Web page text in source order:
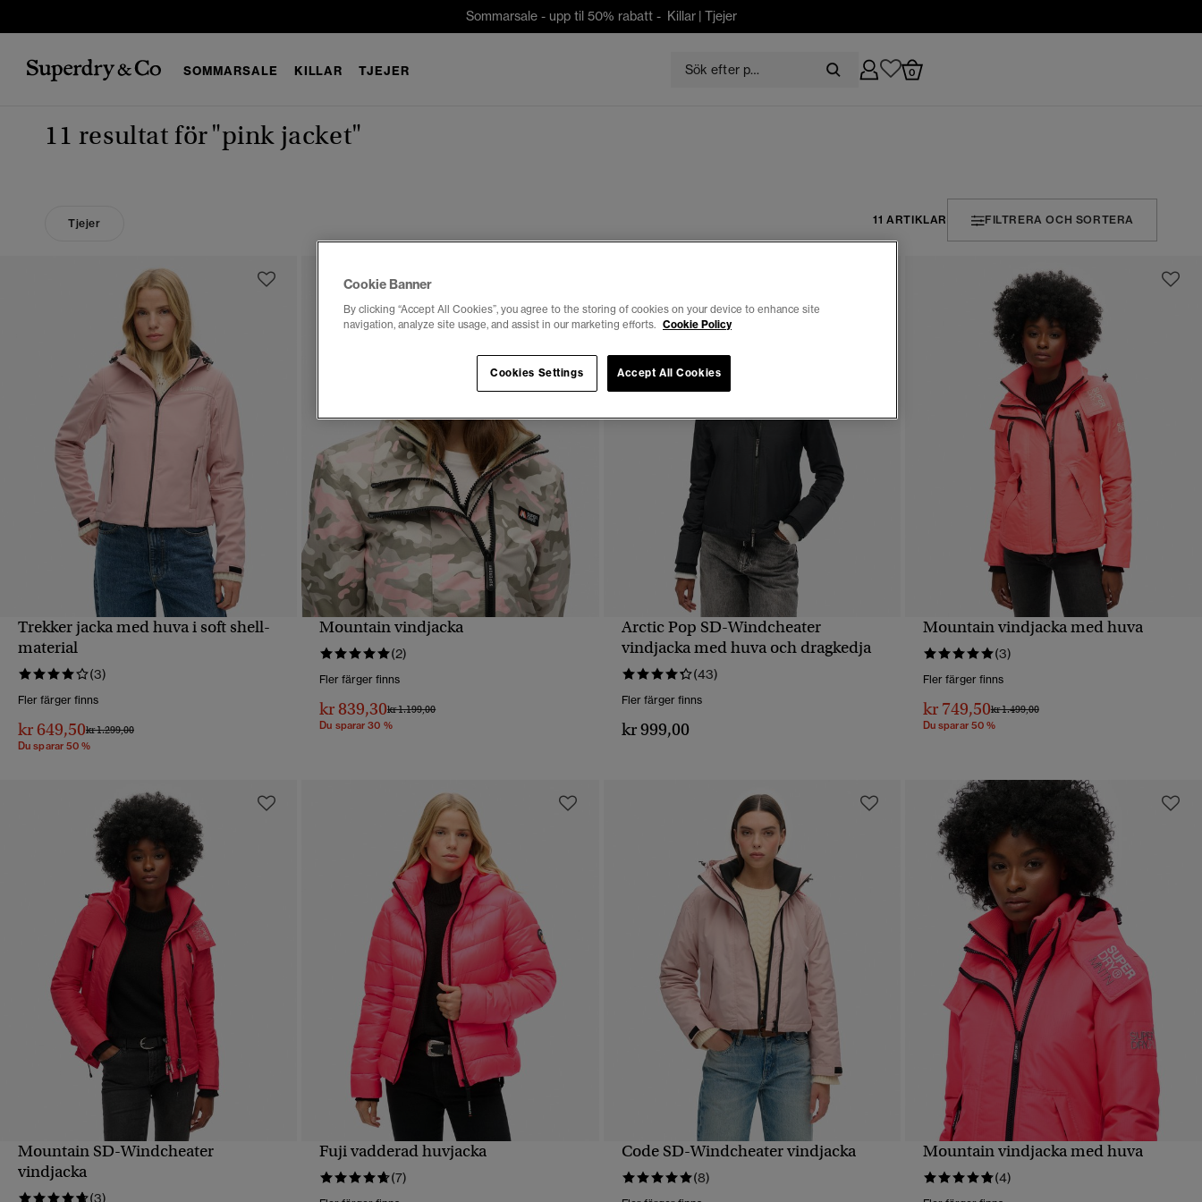
Sommarsale - upp til 50% rabatt - Killar| Tjejer
SOMMARSALE KILLAR TJEJER 0
11 resultat för"pink jacket"
Tjejer 11 ARTIKLAR FILTRERA OCH SORTERA
Trekker jacka med huva i soft shell-
material
(3)
Fler färger finns
kr 649,50Pris reducerat från
kr 1.299,00till
Du sparar 50 %
SNABBVY
Mountain vindjacka
(2)
Fler färger finns
kr 839,30Pris reducerat från
kr 1.199,00till
Du sparar 30 %
SNABBVY
Arctic Pop SD-Windcheater
vindjacka med huva och dragkedja
(43)
Fler färger finns
kr 999,00
SNABBVY
Mountain vindjacka med huva
(3)
Fler färger finns
kr 749,50Pris reducerat från
kr 1.499,00till
Du sparar 50 %
Mountain SD-Windcheater
vindjacka
(3)
SNABBVY
Fuji vadderad huvjacka
(7)
Code SD-Windcheater vindjacka
(8)
SNABBVY
Mountain vindjacka med huva
(4)
Cookie Banner
By clicking “Accept All Cookies”, you agree to the storing of cookies on your device to enhance site
navigation, analyze site usage, and assist in our marketing efforts. Cookie Policy
Accept All Cookies
Cookies Settings